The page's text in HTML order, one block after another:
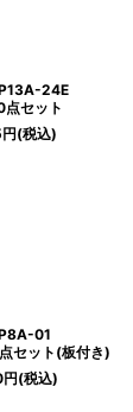
24E
点セット
円(税込)
01
セット(板付き)
円(税込)